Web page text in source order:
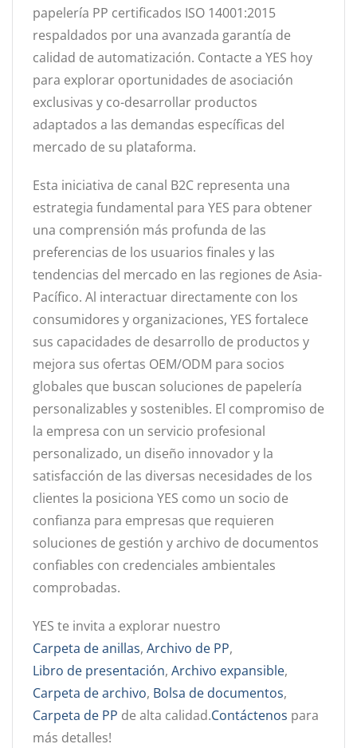
papelería PP certificados ISO 14001:2015
respaldados por una avanzada garantía de
calidad de automatización. Contacte a YES hoy
para explorar oportunidades de asociación
exclusivas y co-desarrollar productos
adaptados a las demandas específicas del
mercado de su plataforma.
Esta iniciativa de canal B2C representa una
estrategia fundamental para YES para obtener
una comprensión más profunda de las
preferencias de los usuarios finales y las
tendencias del mercado en las regiones de Asia-
Pacífico. Al interactuar directamente con los
consumidores y organizaciones, YES fortalece
sus capacidades de desarrollo de productos y
mejora sus ofertas OEM/ODM para socios
globales que buscan soluciones de papelería
personalizables y sostenibles. El compromiso de
la empresa con un servicio profesional
personalizado, un diseño innovador y la
satisfacción de las diversas necesidades de los
clientes la posiciona YES como un socio de
confianza para empresas que requieren
soluciones de gestión y archivo de documentos
confiables con credenciales ambientales
comprobadas.
YES te invita a explorar nuestro
Carpeta de anillas, Archivo de PP,
Libro de presentación, Archivo expansible,
Carpeta de archivo, Bolsa de documentos,
Carpeta de PP de alta calidad.Contáctenos para
más detalles!